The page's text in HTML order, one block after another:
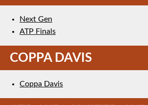
Next Gen
ATP Finals
COPPA DAVIS
Coppa Davis